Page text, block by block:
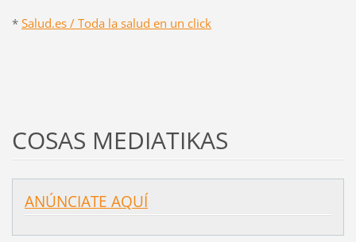
* Salud.es / Toda la salud en un click
COSAS MEDIATIKAS
ANÚNCIATE AQUÍ